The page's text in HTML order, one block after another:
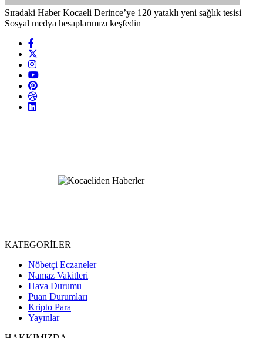
Sıradaki Haber Kocaeli Derince’ye 120 yataklı yeni sağlık tesisi
Sosyal medya hesaplarımızı keşfedin
KATEGORİLER
Nöbetçi Eczaneler
Namaz Vakitleri
Hava Durumu
Puan Durumları
Kripto Para
Yayınlar